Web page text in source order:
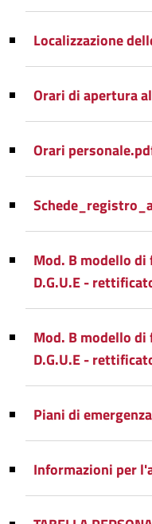
Localizzazione
Orari di apertura
Orari
Mod. B modello
D.G.U.E -
Mod. B modello
D.G.U.E -
Piani di
Informazioni per